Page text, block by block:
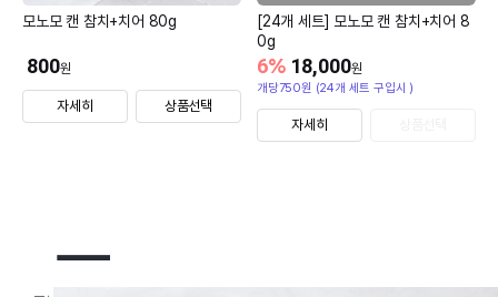
모노모 캔 참치+치어 80g
800원
자세히 상품선택
[24개 세트] 모노모 캔 참치+치어 8
0g
18,000원
6%
개당750원 (24개 세트 구입시 )
자세히